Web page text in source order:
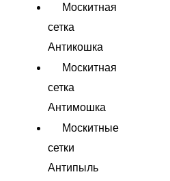
Москитная
сетка
Антикошка
Москитная
сетка
Антимошка
Москитные
сетки
Антипыль